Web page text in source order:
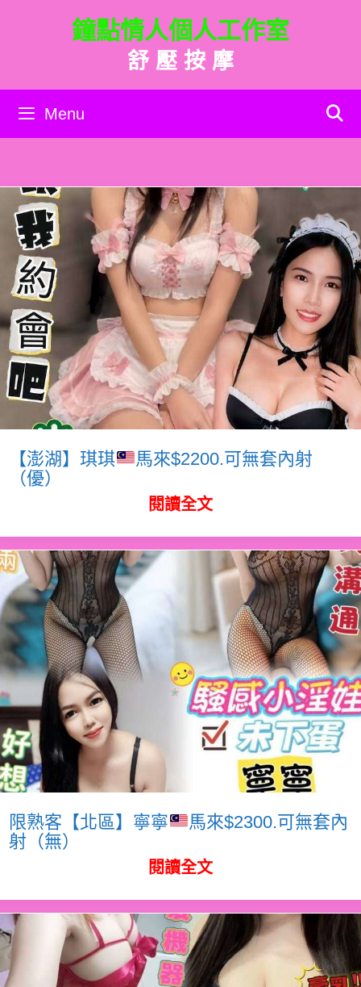
內
鐘點情人個人工作室
舒 壓 按 摩
Menu
【澎湖】琪琪
馬來$2200.可無套內射
（優）
閱讀全文
限熟客【北區】寧寧
馬來$2300.可無套內
射（無）
閱讀全文